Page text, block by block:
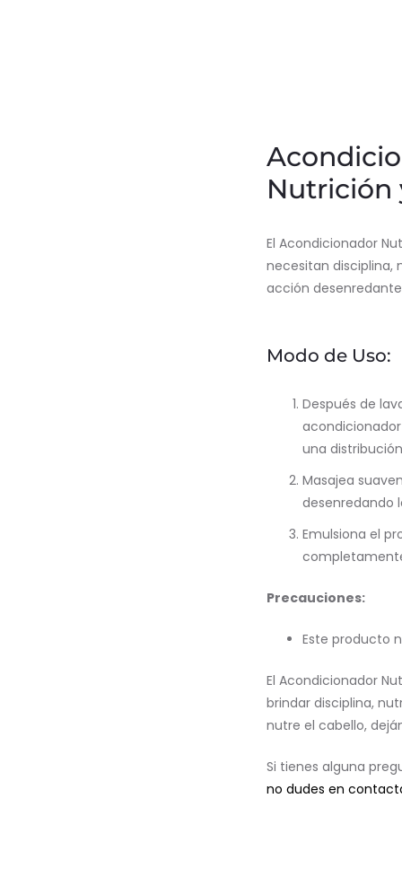
Nutrición
El Acondicionador
necesitan disciplina,
acción
Modo de Uso:
Después de
una
Masajea
desenredando
Emulsiona el
Precauciones:
Este producto
El Acondicionador
brindar disciplina,
nutre el cabello,
Si tienes alguna
no dudes en